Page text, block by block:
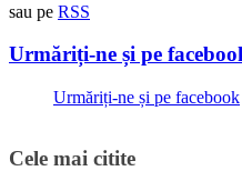
sau pe RSS
Urmăriți-ne și pe
Urmăriți-ne și pe facebook
Cele mai citite